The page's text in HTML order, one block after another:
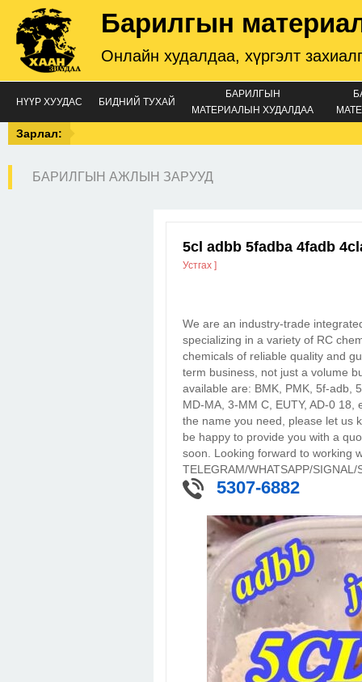
Барилгын
Онлайн худалдаа, хүргэлт
НҮҮР ХУУДАС БИДНИЙ ТУХАЙ
БАРИЛГЫН
МАТЕРИАЛЫН ХУДАЛДАА
Зарлал:
БАРИЛГЫН АЖЛЫН ЗАРУУД
5cl adbb 5fadba 4fadb
Устгах ]
We are an industry-trade
specializing in a variety of RC
chemicals of reliable quality and
term business, not just a volume
available are: BMK, PMK, 5f-adb,
MD-MA, 3-MM C, EUTY, AD-0
the name you need, please let us
be happy to provide you with a
soon. Looking forward to working
TELEGRAM/WHATSAPP/
5307-6882